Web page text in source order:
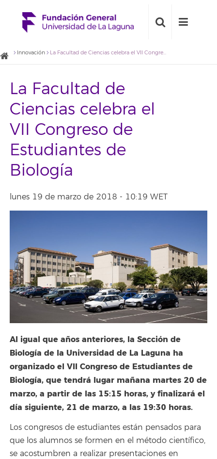
Innovación La Facultad de Ciencias celebra el VII Congreso de Estudiantes de Biología
La Facultad de
Ciencias celebra el
VII Congreso de
Estudiantes de
Biología
lunes 19 de marzo de 2018 - 10:19 WET
Al igual que años anteriores, la Sección de
Biología de la Universidad de La Laguna ha
organizado el VII Congreso de Estudiantes de
Biología, que tendrá lugar mañana martes 20 de
marzo, a partir de las 15:15 horas, y finalizará el
día siguiente, 21 de marzo, a las 19:30 horas.
​Los congresos de estudiantes están pensados para
que los alumnos se formen en el método científico,
se acostumbren a realizar presentaciones en